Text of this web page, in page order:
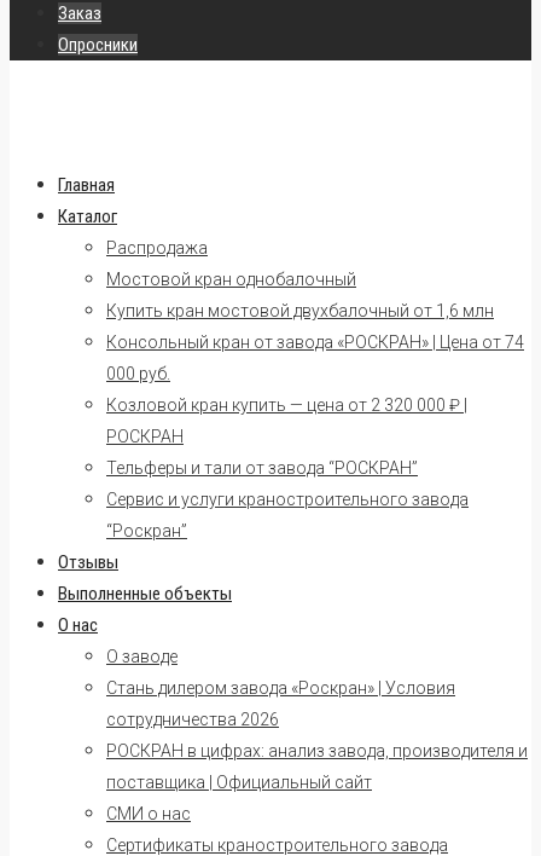
Заказ
Опросники
Главная
Каталог
Распродажа
Мостовой кран однобалочный
Купить кран мостовой двухбалочный от 1,6 млн
Консольный кран от завода «РОСКРАН» | Цена от 74
000 руб.
Козловой кран купить — цена от 2 320 000 ₽ |
РОСКРАН
Тельферы и тали от завода “РОСКРАН”
Сервис и услуги краностроительного завода
“Роскран”
Отзывы
Выполненные объекты
О нас
О заводе
Стань дилером завода «Роскран» | Условия
сотрудничества 2026
РОСКРАН в цифрах: анализ завода, производителя и
поставщика | Официальный сайт
СМИ о нас
Сертификаты краностроительного завода